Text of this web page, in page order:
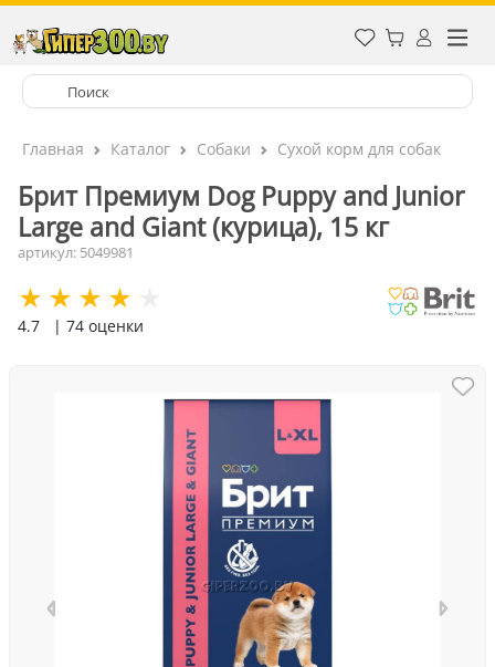
Главная Каталог Собаки Сухой корм для собак
Брит Премиум Dog Puppy and Junior
Large and Giant (курица), 15 кг
артикул: 5049981
4.7 | 74 оценки